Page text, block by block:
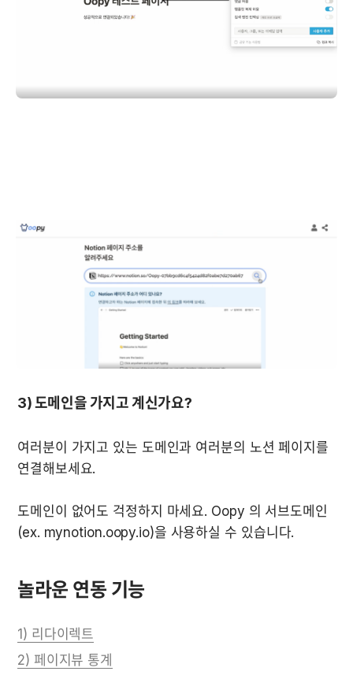
3) 도메인을 가지고 계신가요?
여러분이 가지고 있는 도메인과 여러분의 노션 페이지를
연결해보세요.
도메인이 없어도 걱정하지 마세요. Oopy 의 서브도메인
(ex. mynotion.oopy.io)을 사용하실 수 있습니다.
놀라운 연동 기능
1) 리다이렉트
2) 페이지뷰 통계